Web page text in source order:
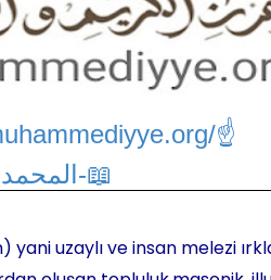
☝
📖-المحمدية-📖
uzaylı ve insan melezi